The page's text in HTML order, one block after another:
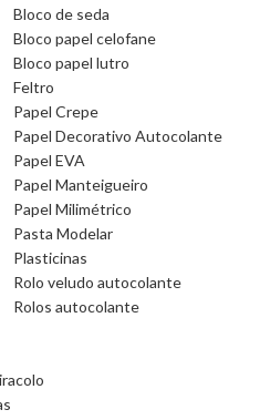
Bloco de seda
Bloco papel celofane
Bloco papel lutro
Feltro
Papel Crepe
Papel Decorativo Autocolante
Papel EVA
Papel Manteigueiro
Papel Milimétrico
Pasta Modelar
Plasticinas
Rolo veludo autocolante
Rolos autocolante